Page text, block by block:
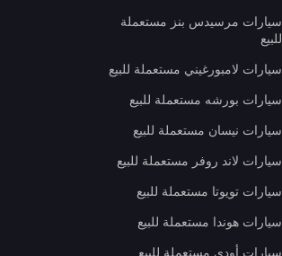
سيارات مرسيدس بنز مستعملة
للبيع
سيارات لامبورغيني مستعملة للبيع
سيارات بورشه مستعملة للبيع
سيارات نيسان مستعملة للبيع
سيارات لاند روفر مستعملة للبيع
سيارات تويوتا مستعملة للبيع
سيارات هوندا مستعملة للبيع
سيارات أودي مستعملة للبيع